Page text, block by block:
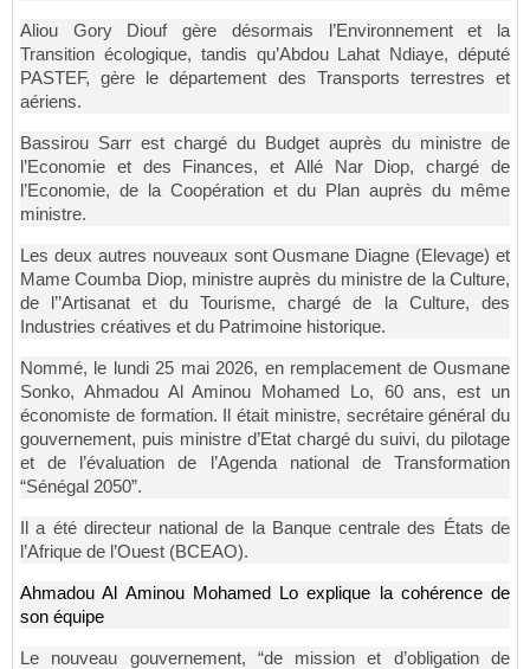
Aliou Gory Diouf gère désormais l’Environnement et la
Transition écologique, tandis qu’Abdou Lahat Ndiaye, député
PASTEF, gère le département des Transports terrestres et
aériens.
Bassirou Sarr est chargé du Budget auprès du ministre de
l’Economie et des Finances, et Allé Nar Diop, chargé de
l’Economie, de la Coopération et du Plan auprès du même
ministre.
Les deux autres nouveaux sont Ousmane Diagne (Elevage) et
Mame Coumba Diop, ministre auprès du ministre de la Culture,
de l’’Artisanat et du Tourisme, chargé de la Culture, des
Industries créatives et du Patrimoine historique.
Nommé, le lundi 25 mai 2026, en remplacement de Ousmane
Sonko, Ahmadou Al Aminou Mohamed Lo, 60 ans, est un
économiste de formation. Il était ministre, secrétaire général du
gouvernement, puis ministre d’Etat chargé du suivi, du pilotage
et de l’évaluation de l’Agenda national de Transformation
“Sénégal 2050”.
Il a été directeur national de la Banque centrale des États de
l’Afrique de l’Ouest (BCEAO).
Ahmadou Al Aminou Mohamed Lo explique la cohérence de
son équipe
Le nouveau gouvernement, “de mission et d’obligation de